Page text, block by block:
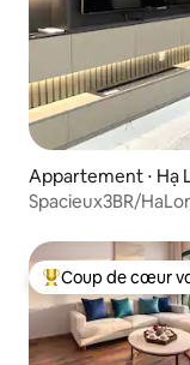
Appartement ⋅ Hạ
Spacieux3BR/
Coups de cœur
Coup de cœur